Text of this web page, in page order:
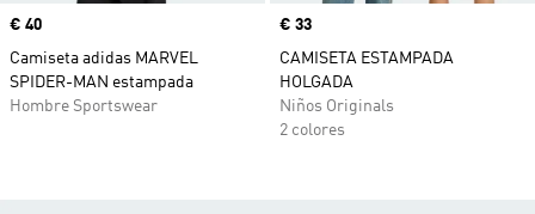
Precio
€ 40
Camiseta adidas MARVEL
SPIDER-MAN estampada
Hombre Sportswear
Precio
€ 33
CAMISETA ESTAMPADA
HOLGADA
Niños Originals
2 colores